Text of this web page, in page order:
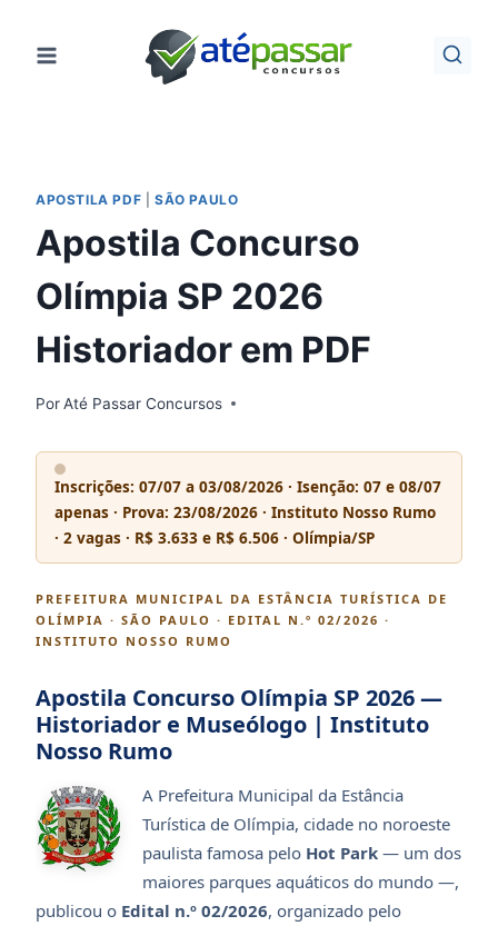
para
APOSTILA PDF SÃO PAULO
Apostila Concurso
Olímpia SP 2026
Historiador em PDF
PorAté Passar Concursos
Inscrições: 07/07 a 03/08/2026 · Isenção: 07 e 08/07
apenas · Prova: 23/08/2026 · Instituto Nosso Rumo
· 2 vagas · R$ 3.633 e R$ 6.506 · Olímpia/SP
PREFEITURA MUNICIPAL DA ESTÂNCIA TURÍSTICA DE
OLÍMPIA · SÃO PAULO · EDITAL N.º 02/2026 ·
INSTITUTO NOSSO RUMO
Apostila Concurso Olímpia SP 2026 —
Historiador e Museólogo | Instituto
Nosso Rumo
A Prefeitura Municipal da Estância
Turística de Olímpia, cidade no noroeste
paulista famosa pelo Hot Park — um dos
maiores parques aquáticos do mundo —,
publicou o Edital n.º 02/2026, organizado pelo